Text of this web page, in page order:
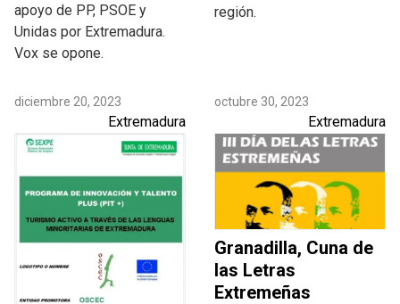
apoyo de PP, PSOE y
Unidas por Extremadura.
Vox se opone.
región.
diciembre 20, 2023
Extremadura
octubre 30, 2023
Extremadura
Granadilla, Cuna de
las Letras
Extremeñas